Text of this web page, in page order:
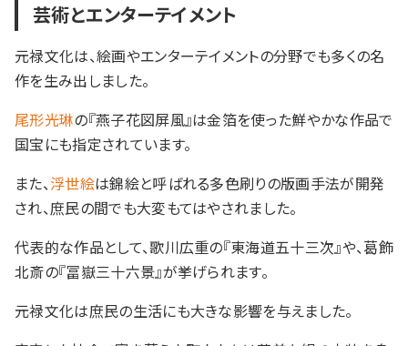
芸術とエンターテイメント
元禄文化は、絵画やエンターテイメントの分野でも多くの名
作を生み出しました。
尾形光琳の『燕子花図屏風』は金箔を使った鮮やかな作品で
国宝にも指定されています。
また、浮世絵は錦絵と呼ばれる多色刷りの版画手法が開発
され、庶民の間でも大変もてはやされました。
代表的な作品として、歌川広重の『東海道五十三次』や、葛飾
北斎の『冨嶽三十六景』が挙げられます。
元禄文化は庶民の生活にも大きな影響を与えました。